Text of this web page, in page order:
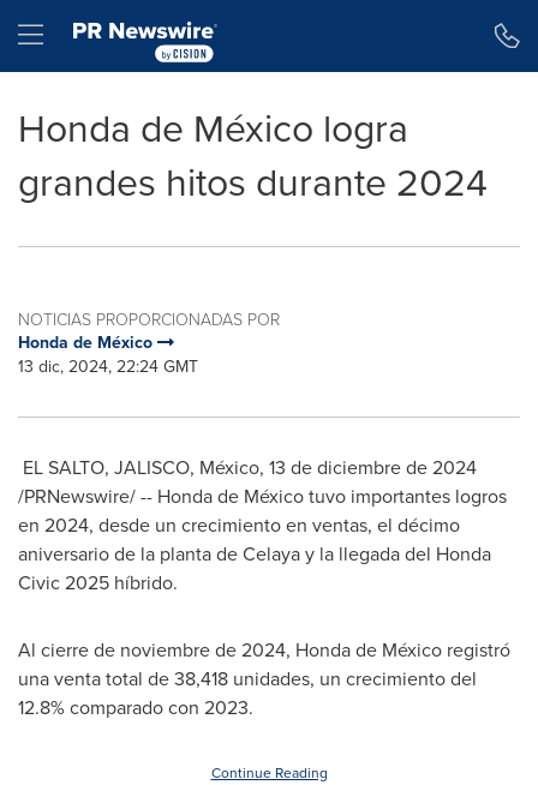
Hamburger menu
Honda de México logra
grandes hitos durante 2024
NOTICIAS PROPORCIONADAS POR
Honda de México
13 dic, 2024, 22:24 GMT
EL SALTO, JALISCO, México, 13 de diciembre de 2024
/PRNewswire/ -- Honda de México tuvo importantes logros
en 2024, desde un crecimiento en ventas, el décimo
aniversario de la planta de Celaya y la llegada del Honda
Civic 2025 híbrido.
Al cierre de noviembre de 2024, Honda de México registró
una venta total de 38,418 unidades, un crecimiento del
12.8% comparado con 2023.
Continue Reading